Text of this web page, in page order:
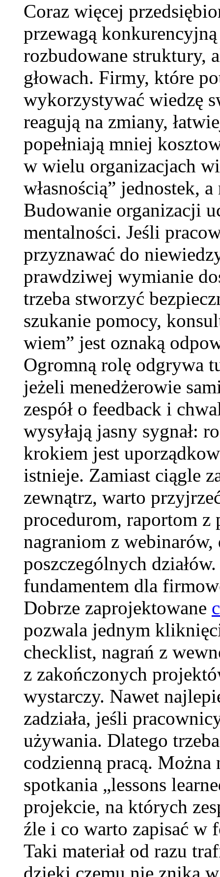
Coraz więcej
przewagą
rozbudowane struktury,
głowach. Firmy, które
wykorzystywać wiedzę
reagują na zmiany,
popełniają mniej
w wielu organizacjach
własnością” jednostek,
Budowanie organizacji
mentalności. Jeśli
przyznawać do
prawdziwej wymianie
trzeba stworzyć
szukanie pomocy,
wiem” jest oznaką
Ogromną rolę odgrywa
jeżeli menedżerowie
zespół o feedback i
wysyłają jasny sygnał:
krokiem jest
istnieje. Zamiast ciągle
zewnątrz, warto
procedurom, raportom z
nagraniom z
poszczególnych
fundamentem dla
Dobrze zaprojektowane
pozwala jednym
checklist, nagrań z
z zakończonych
wystarczy. Nawet
zadziała, jeśli
używania. Dlatego
codzienną pracą.
spotkania „lessons
projekcie, na których
źle i co warto zapisać w
Taki materiał od razu